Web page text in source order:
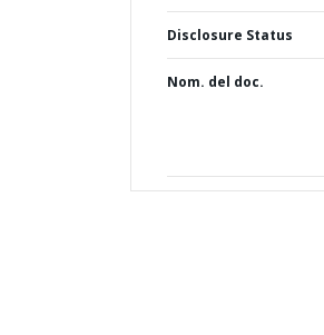
Disclosure Status
Nom. del doc.